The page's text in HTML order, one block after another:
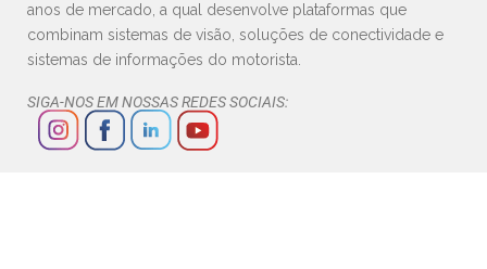
anos de mercado, a qual desenvolve plataformas que
combinam sistemas de visão, soluções de conectividade e
sistemas de informações do motorista.
SIGA-NOS EM NOSSAS REDES SOCIAIS: